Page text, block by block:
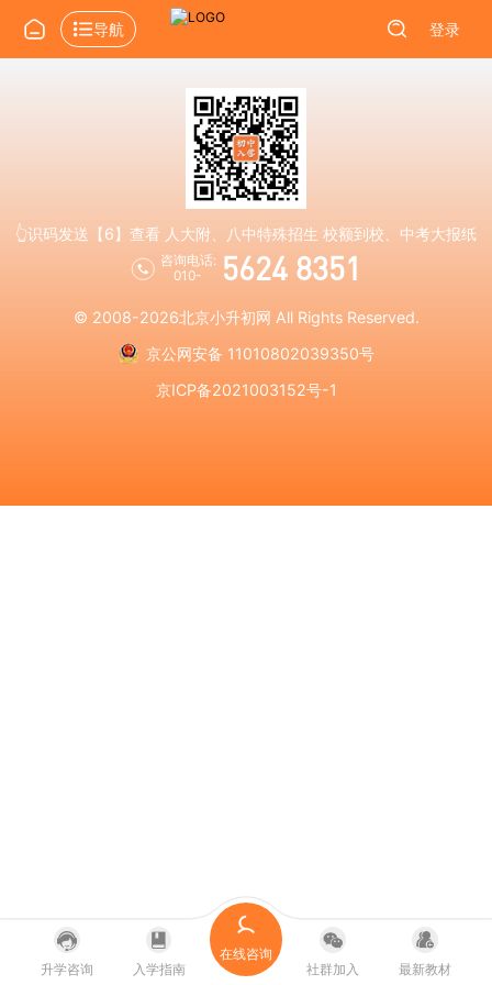
导航 登录
👆识码发送【6】查看 人大附、八中特殊招生 校额到校、中考大报纸
咨询电话:
010-
5624 8351
© 2008-2026北京小升初网 All Rights Reserved.
京公网安备 11010802039350号
京ICP备2021003152号-1
升学咨询 入学指南
在线咨询
社群加入
最新教材